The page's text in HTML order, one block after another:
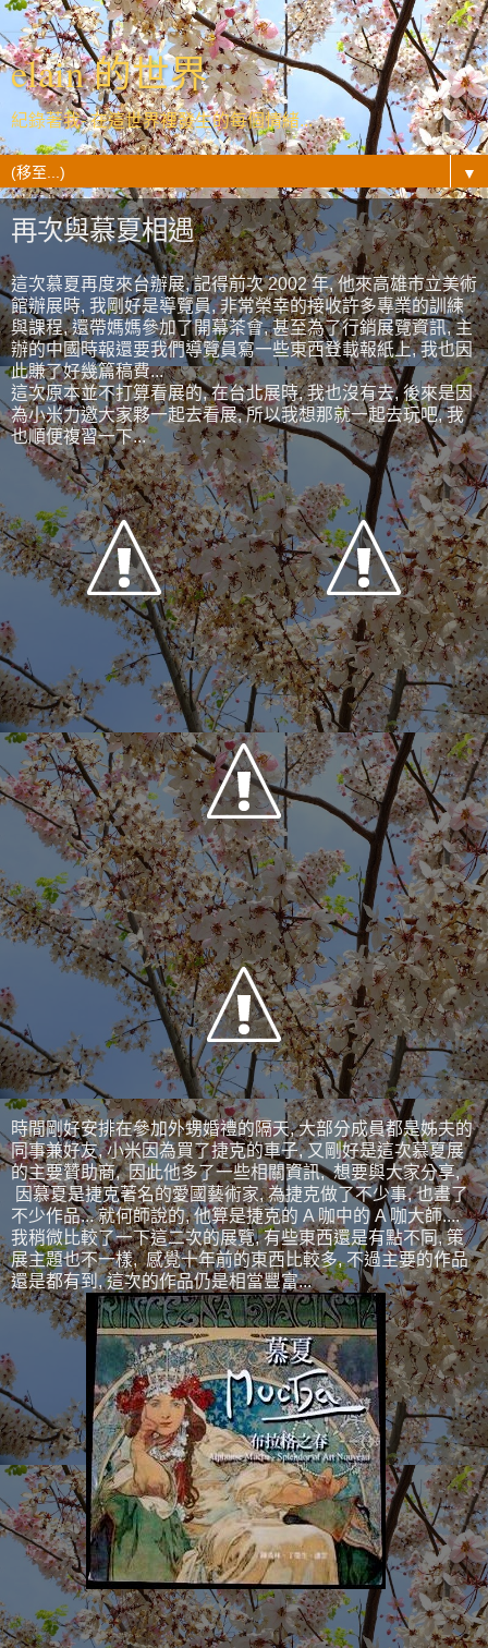
elain 的世界
紀錄著我- 在這世界裡發生的每個情緒...
▼
再次與慕夏相遇
這次慕夏再度來台辦展, 記得前次 2002 年, 他來高雄市立美術
館辦展時, 我剛好是導覽員, 非常榮幸的接收許多專業的訓練
與課程, 還帶媽媽參加了開幕茶會, 甚至為了行銷展覽資訊, 主
辦的中國時報還要我們導覽員寫一些東西登載報紙上, 我也因
此賺了好幾篇稿費...
這次原本並不打算看展的, 在台北展時, 我也沒有去, 後來是因
為小米力邀大家夥一起去看展, 所以我想那就一起去玩吧, 我
也順便複習一下...
時間剛好安排在參加外甥婚禮的隔天, 大部分成員都是姊夫的
同事兼好友, 小米因為買了捷克的車子, 又剛好是這次慕夏展
的主要贊助商, 因此他多了一些相關資訊, 想要與大家分享,
因慕夏是捷克著名的愛國藝術家, 為捷克做了不少事, 也畫了
不少作品... 就何師說的, 他算是捷克的 A 咖中的 A 咖大師....
我稍微比較了一下這二次的展覽, 有些東西還是有點不同, 策
展主題也不一樣, 感覺十年前的東西比較多, 不過主要的作品
還是都有到, 這次的作品仍是相當豐富...